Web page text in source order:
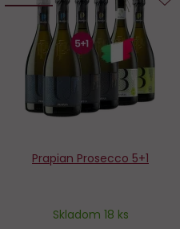
obľúbených
Prapian Prosecco 5+1
Skladom 18 ks